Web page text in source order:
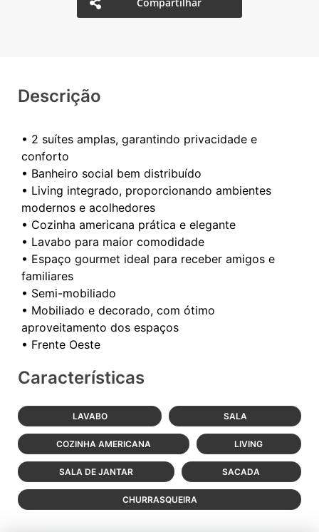
Descrição
• 2 suítes amplas, garantindo privacidade e
conforto
• Banheiro social bem distribuído
• Living integrado, proporcionando ambientes
modernos e acolhedores
• Cozinha americana prática e elegante
• Lavabo para maior comodidade
• Espaço gourmet ideal para receber amigos e
familiares
• Semi-mobiliado
• Mobiliado e decorado, com ótimo
aproveitamento dos espaços
Características
LAVABO SALA
COZINHA AMERICANA LIVING
SALA DE JANTAR SACADA
CHURRASQUEIRA